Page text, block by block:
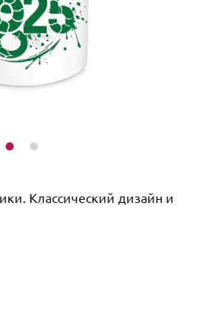
Классический дизайн и